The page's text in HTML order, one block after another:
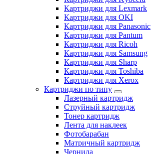
Картриджи для Lexmark
Картриджи для OKI
Картриджи для Panasonic
Картриджи для Pantum
Картриджи для Ricoh
Картриджи для Samsung
Картриджи для Sharp
Картриджи для Toshiba
Картриджи для Xerox
Картриджи по типу
Лазерный картридж
Струйный картридж
Тонер картридж
Лента для наклеек
Фотобарабан
Матричный картридж
Чернила